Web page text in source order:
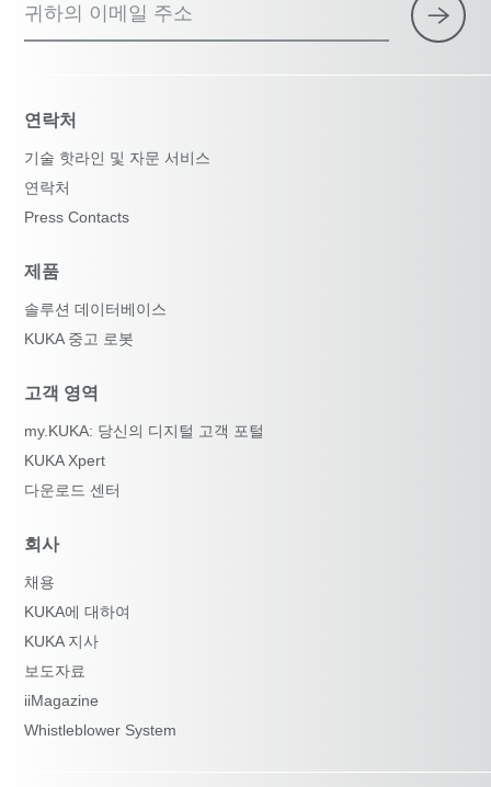
귀하의 이메일 주소
연락처
기술 핫라인 및 자문 서비스
연락처
Press Contacts
제품
솔루션 데이터베이스
KUKA 중고 로봇
고객 영역
my.KUKA: 당신의 디지털 고객 포털
KUKA Xpert
다운로드 센터
회사
채용
KUKA에 대하여
KUKA 지사
보도자료
iiMagazine
Whistleblower System